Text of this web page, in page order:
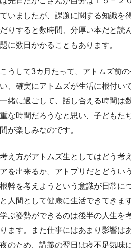
ていましたが、課題に関する知識を
だりすると数時間、分厚い本だと読
題に数日かかることもあります。
こうして3カ月たって、アトムズ前
い、確実にアトムズが生活に根付い
一緒に過ごして、話し合える時間は
重な時間だろうなと思い、子どもた
間が楽しみなのです。
考え方がアトムズ生としてはどう考
アを出来るか、アトプリだとどうい
根幹を考えようという意識が日常に
と人間として健康に生活できてきま
学ぶ姿勢ができるのは後半の人生を
ります。また仕事にはあまり影響は
夜のため、講義の翌日は寝不足気味